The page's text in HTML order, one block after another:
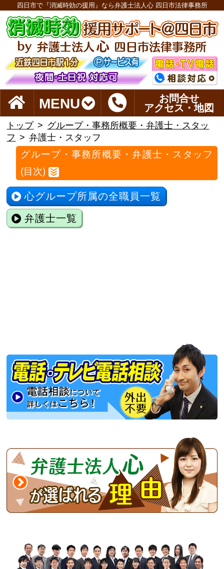
四日市で『消滅時効の援用』なら弁護士法人心 四日市法律事務所
MENU
お問合せ
アクセス・地図
トップ
グループ・事務所概要・弁護士・スタッ
フ
弁護士・スタッフ
グループ・事務所概要・弁護士・スタッフ
(目次)
心グループ所属の全職員一覧
弁護士一覧